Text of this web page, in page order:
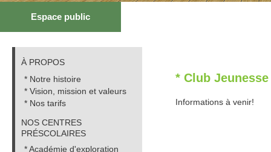
Espace public
À PROPOS
* Notre histoire
* Vision, mission et valeurs
* Nos tarifs
NOS CENTRES
PRÉSCOLAIRES
* Académie d'exploration
* Club
Informations à venir!